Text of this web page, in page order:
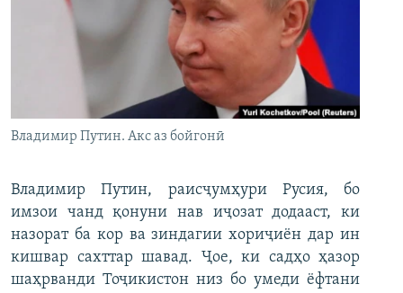
Владимир Путин. Акс аз бойгонӣ
Владимир Путин, раисҷумҳури Русия, бо
имзои чанд қонуни нав иҷозат додааст, ки
назорат ба кор ва зиндагии хориҷиён дар ин
кишвар сахттар шавад. Ҷое, ки садҳо ҳазор
шаҳрванди Тоҷикистон низ бо умеди ёфтани